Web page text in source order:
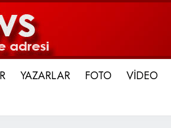
YAZARLAR FOTO VİDEO